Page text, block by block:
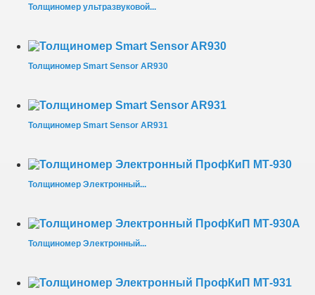
Толщиномер ультразвуковой...
Толщиномер Smart Sensor AR930
Толщиномер Smart Sensor AR931
Толщиномер Электронный...
Толщиномер Электронный...